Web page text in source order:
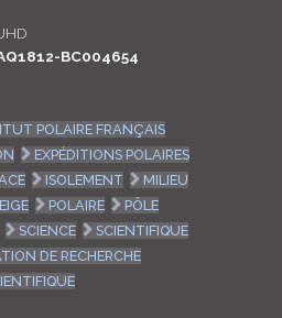
BC004654
POLAIRE FRANÇAIS
EXPÉDITIONS POLAIRES
ISOLEMENT
MILIEU
POLAIRE
PÔLE
SCIENCE
SCIENTIFIQUE
DE RECHERCHE